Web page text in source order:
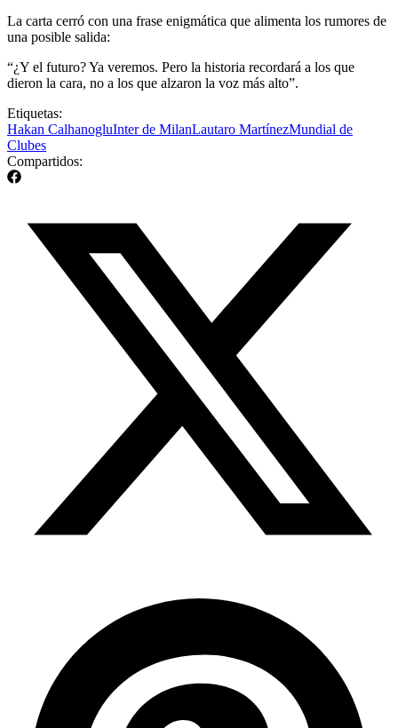
La carta cerró con una frase enigmática que alimenta los rumores de
una posible salida:
“¿Y el futuro? Ya veremos. Pero la historia recordará a los que
dieron la cara, no a los que alzaron la voz más alto”.
Etiquetas:
Hakan CalhanogluInter de MilanLautaro MartínezMundial de
Clubes
Compartidos: